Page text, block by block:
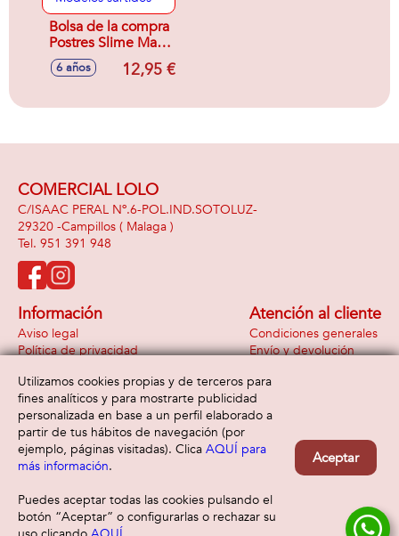
Bolsa de la compra
Postres Slime Mart,
crea, personaliza y
aplasta tu postre
reales!24,5X17X10cm
6 años 12,95 €
COMERCIAL LOLO
C/ISAAC PERAL Nº.6-POL.IND.SOTOLUZ-
29320 -Campillos ( Malaga )
951 391 948
Información
Aviso legal
Política de privacidad
Atención al cliente
Condiciones generales
Envío y devolución
Formas de pago
Utilizamos cookies propias y de terceros para
fines analíticos y para mostrarte publicidad
personalizada en base a un perfil elaborado a
partir de tus hábitos de navegación (por
ejemplo, páginas visitadas). Clica AQUÍ para
más información.
Puedes aceptar todas las cookies pulsando el
botón “Aceptar” o configurarlas o rechazar su
Aceptar